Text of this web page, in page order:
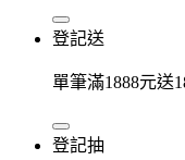
登記送
單筆滿1888元送
登記抽